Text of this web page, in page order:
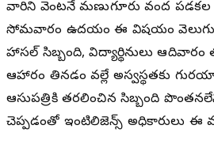
వారిని వెంటనే మణుగూరు వంద పడకల
సోమవారం ఉదయం ఈ విషయం
హాస్టల్ సిబ్బంది, విద్యార్థినులు ఆదివారం
ఆహారం తినడం వల్లే అస్వస్థతకు
ఆసుపత్రికి తరలించిన సిబ్బంది
చెప్పడంతో ఇంటిలిజెన్స్ అధికారులు ఈ